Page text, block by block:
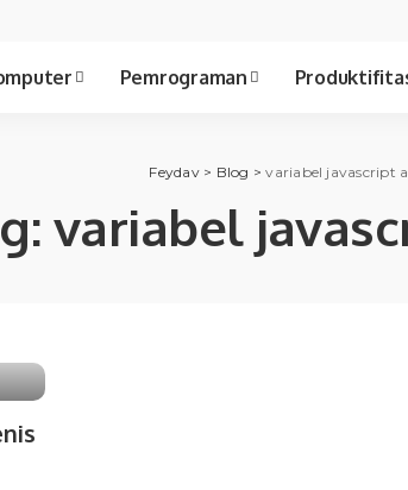
Pemrograman
Feydav> Blog >variabel javascript
variabel